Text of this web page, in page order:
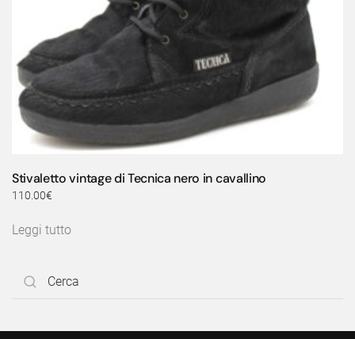
Stivaletto vintage di Tecnica nero in cavallino
110.00€
Leggi tutto